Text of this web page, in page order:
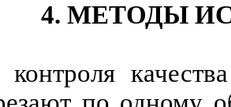
4. МЕТОДЫ